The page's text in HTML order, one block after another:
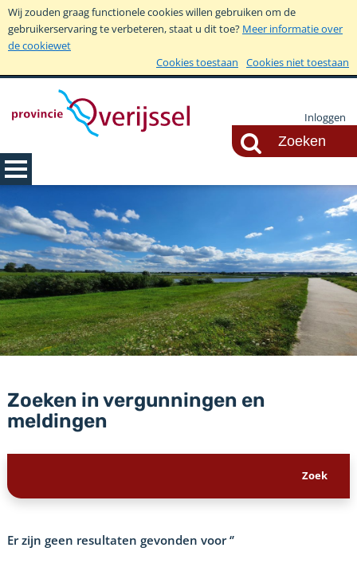
Wij zouden graag functionele cookies willen gebruiken om de
gebruikerservaring te verbeteren, staat u dit toe? Meer informatie over
de cookiewet
Cookies toestaan
Cookies niet toestaan
Inloggen
Zoeken in vergunningen en
meldingen
Er zijn geen resultaten gevonden voor‘’